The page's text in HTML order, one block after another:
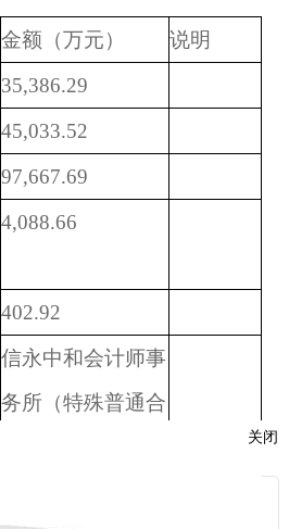
金额（万元）
说明
35,386.29
45,033.52
97,667.69
4,088.66
402.92
信永中和会计师事
务所（特殊普通合
关闭